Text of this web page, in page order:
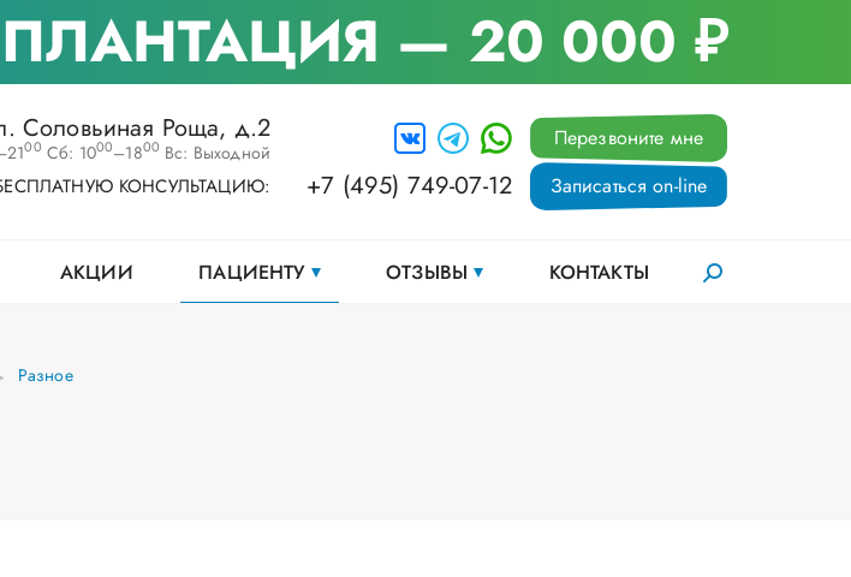
— 20 000 ₽
Соловьиная Роща, д.2
00 Сб: 1000–1800 Вс: Выходной
КОНСУЛЬТАЦИЮ: +7 (495) 749-07-12
Перезвоните мне
Записаться on-line
АКЦИИ ПАЦИЕНТУ ОТЗЫВЫ КОНТАКТЫ
Разное